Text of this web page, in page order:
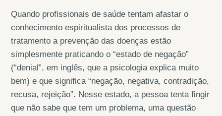
Quando profissionais de saúde tentam afastar o
conhecimento espiritualista dos processos de
tratamento a prevenção das doenças estão
simplesmente praticando o “estado de negação”
(“denial”, em inglês, que a psicologia explica muito
bem) e que significa “negação, negativa, contradição,
recusa, rejeição”. Nesse estado, a pessoa tenta fingir
que não sabe que tem um problema, uma questão